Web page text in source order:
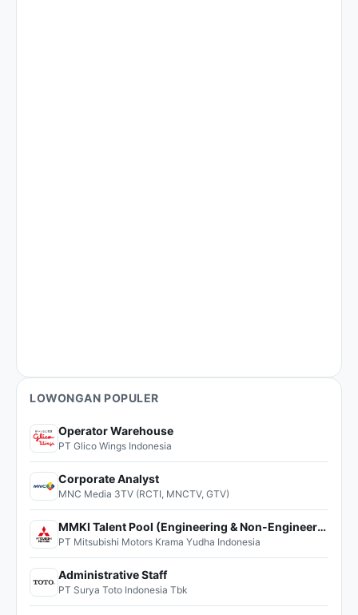
LOWONGAN POPULER
Operator Warehouse
PT Glico Wings Indonesia
Corporate Analyst
MNC Media 3TV (RCTI, MNCTV, GTV)
MMKI Talent Pool (Engineering & Non-Engineering)
PT Mitsubishi Motors Krama Yudha Indonesia
Administrative Staff
PT Surya Toto Indonesia Tbk